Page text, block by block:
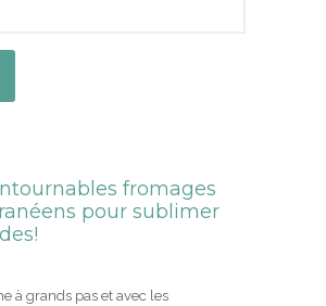
fromages
pour sublimer
à grands pas et avec les